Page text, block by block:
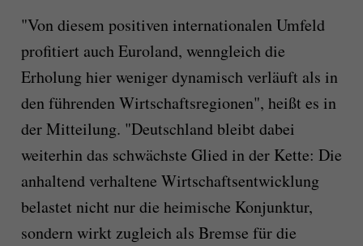
"Von diesem positiven internationalen Umfeld
profitiert auch Euroland, wenngleich die
Erholung hier weniger dynamisch verläuft als in
den führenden Wirtschaftsregionen", heißt es in
der Mitteilung. "Deutschland bleibt dabei
weiterhin das schwächste Glied in der Kette: Die
anhaltend verhaltene Wirtschaftsentwicklung
belastet nicht nur die heimische Konjunktur,
sondern wirkt zugleich als Bremse für die